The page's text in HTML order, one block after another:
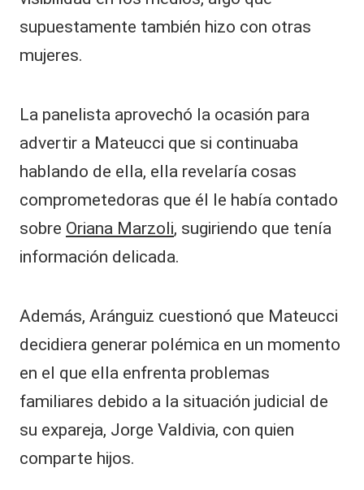
supuestamente también hizo con otras
mujeres.
La panelista aprovechó la ocasión para
advertir a Mateucci que si continuaba
hablando de ella, ella revelaría cosas
comprometedoras que él le había contado
sobre Oriana Marzoli, sugiriendo que tenía
información delicada.
Además, Aránguiz cuestionó que Mateucci
decidiera generar polémica en un momento
en el que ella enfrenta problemas
familiares debido a la situación judicial de
su expareja, Jorge Valdivia, con quien
comparte hijos.